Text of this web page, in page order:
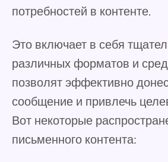
потребностей в контенте.
Это включает в себя
различных форматов и
позволят эффективно
сообщение и привлечь
Вот некоторые
письменного контента: